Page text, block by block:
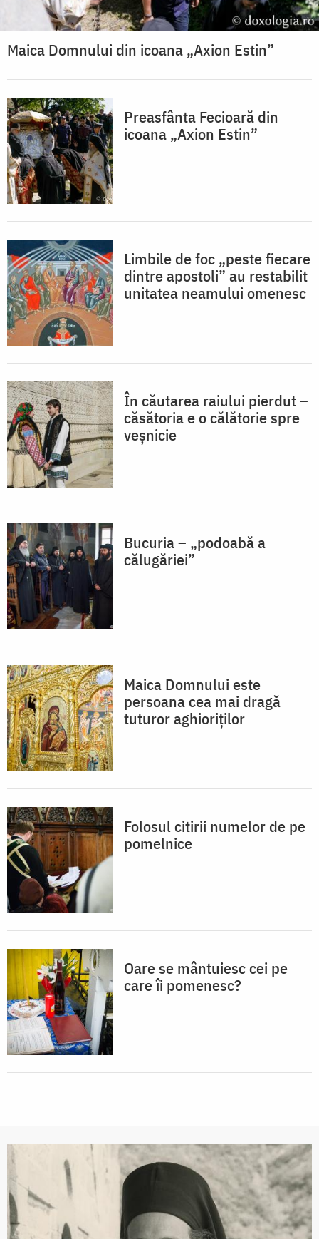
Maica Domnului din icoana „Axion Estin”
Preasfânta Fecioară din
icoana „Axion Estin”
Limbile de foc „peste fiecare
dintre apostoli” au restabilit
unitatea neamului omenesc
În căutarea raiului pierdut –
căsătoria e o călătorie spre
veșnicie
Bucuria – „podoabă a
călugăriei”
Maica Domnului este
persoana cea mai dragă
tuturor aghioriților
Folosul citirii numelor de pe
pomelnice
Oare se mântuiesc cei pe
care îi pomenesc?